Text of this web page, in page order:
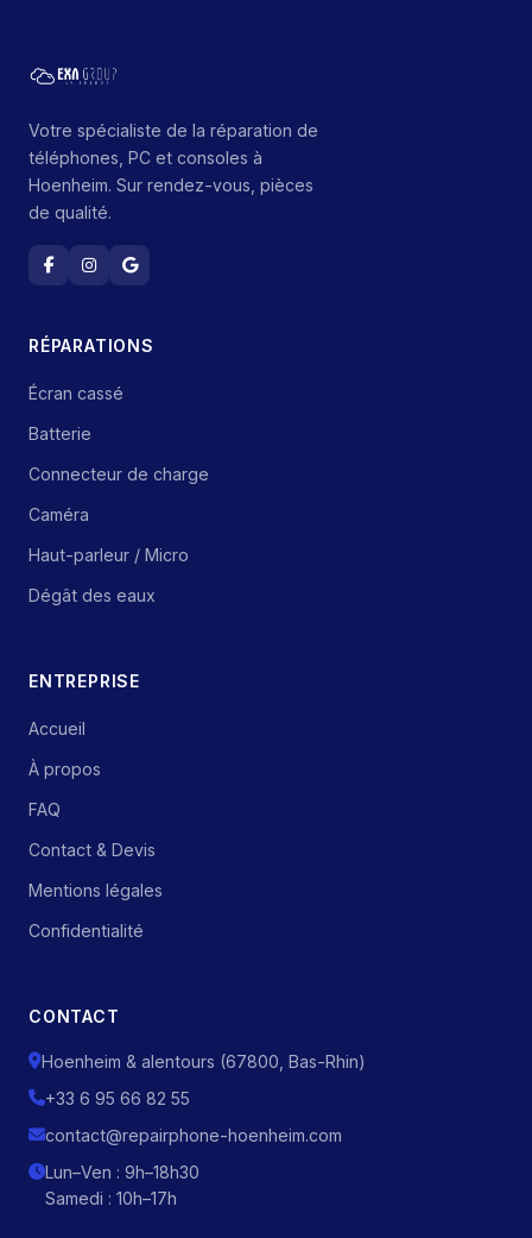
Votre spécialiste de la réparation de
téléphones, PC et consoles à
Hoenheim. Sur rendez-vous, pièces
de qualité.
RÉPARATIONS
Écran cassé
Batterie
Connecteur de charge
Caméra
Haut-parleur / Micro
Dégât des eaux
ENTREPRISE
Accueil
À propos
FAQ
Contact & Devis
Mentions légales
Confidentialité
CONTACT
Hoenheim & alentours (67800, Bas-Rhin)
+33 6 95 66 82 55
contact@repairphone-hoenheim.com
Lun–Ven : 9h–18h30
Samedi : 10h–17h